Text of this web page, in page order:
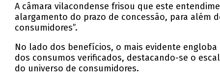
A câmara vilacondense frisou que este
alargamento do prazo de concessão, para além
consumidores”.
No lado dos benefícios, o mais evidente
dos consumos verificados, destacando-se o
do universo de consumidores.